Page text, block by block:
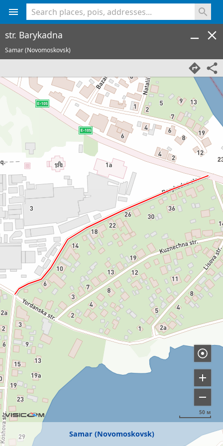
Samar (Novomoskovsk)
50 м
str. Barykadna
Samar (Novomoskovsk)
<% console.log(hcard) %>